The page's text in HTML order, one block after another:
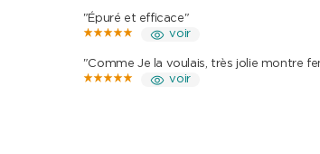
"Épuré et efficace"
voir
"Comme Je la voulais, très jolie montre
voir